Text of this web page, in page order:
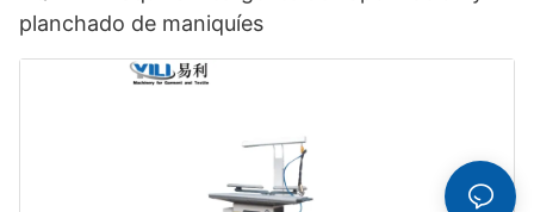
planchado de maniquíes